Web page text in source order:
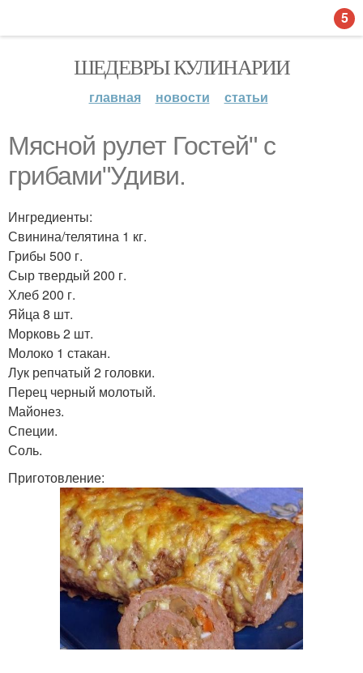
ШЕДЕВРЫ КУЛИНАРИИ
главная новости статьи
Мясной рулет Гостей" с
грибами"Удиви.
Ингредиенты:
Свинина/телятина 1 кг.
Грибы 500 г.
Сыр твердый 200 г.
Хлеб 200 г.
Яйца 8 шт.
Морковь 2 шт.
Молоко 1 стакан.
Лук репчатый 2 головки.
Перец черный молотый.
Майонез.
Специи.
Соль.
Приготовление:
5